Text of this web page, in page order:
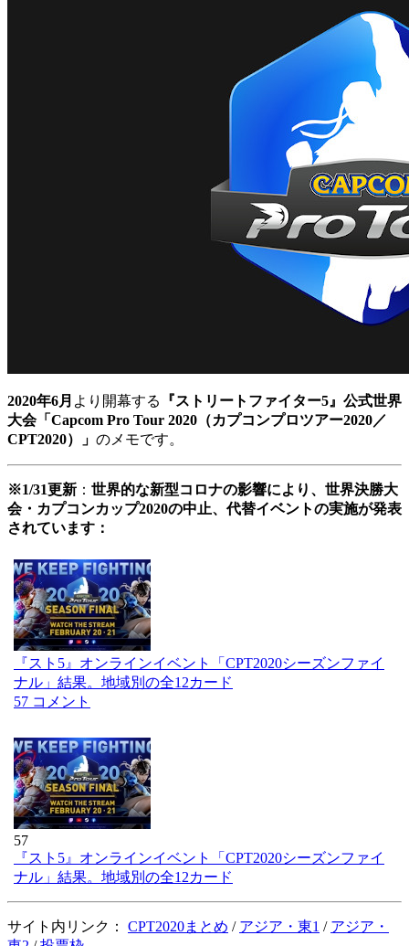
2020年6月 より開幕する
『ストリートファイター5』公式世界
大会「Capcom Pro Tour 2020（カプコンプロツアー2020／
CPT2020）」 のメモです。
※1/31更新 ： 世界的な新型コロナの影響により、世界決勝大
会・カプコンカップ2020の中止、代替イベントの実施が発表
されています：
『スト5』オンラインイベント「CPT2020シーズンファイ
ナル」結果。地域別の全12カード
57 コメント
57
『スト5』オンラインイベント「CPT2020シーズンファイ
ナル」結果。地域別の全12カード
サイト内リンク： CPT2020まとめ / アジア・東1 / アジア・